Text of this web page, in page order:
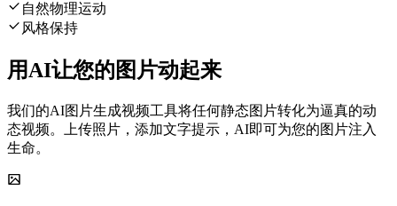
自然物理运动
风格保持
用AI让您的图片动起来
我们的AI图片生成视频工具将任何静态图片转化为逼真的动
态视频。上传照片，添加文字提示，AI即可为您的图片注入
生命。